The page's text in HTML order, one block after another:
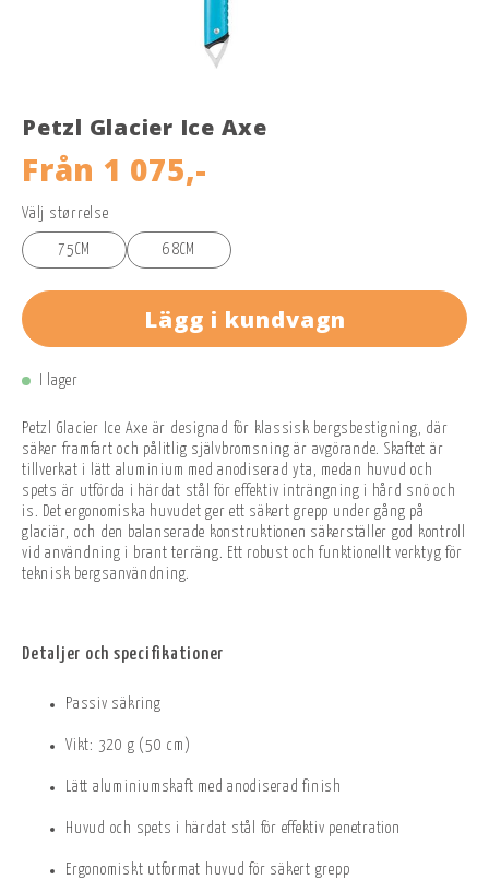
Petzl Glacier Ice Axe
Från 1 075,-
Välj størrelse
75CM 68CM
Lägg i kundvagn
I lager
Petzl Glacier Ice Axe är designad för klassisk bergsbestigning, där
säker framfart och pålitlig självbromsning är avgörande. Skaftet är
tillverkat i lätt aluminium med anodiserad yta, medan huvud och
spets är utförda i härdat stål för effektiv inträngning i hård snö och
is. Det ergonomiska huvudet ger ett säkert grepp under gång på
glaciär, och den balanserade konstruktionen säkerställer god kontroll
vid användning i brant terräng. Ett robust och funktionellt verktyg för
teknisk bergsanvändning.
Detaljer och specifikationer
Passiv säkring
Vikt: 320 g (50 cm)
Lätt aluminiumskaft med anodiserad finish
Huvud och spets i härdat stål för effektiv penetration
Ergonomiskt utformat huvud för säkert grepp